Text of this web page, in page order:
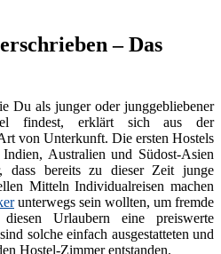
– Das
Du als junger oder junggebliebener
findest, erklärt sich aus der
von Unterkunft. Die ersten Hostels
Australien und Südost-Asien
dass bereits zu dieser Zeit junge
Mitteln Individualreisen machen
unterwegs sein wollten, um fremde
Urlaubern eine preiswerte
solche einfach ausgestatteten und
Hostel-Zimmer entstanden.